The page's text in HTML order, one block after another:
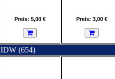
Preis: 5,00 € Preis: 3,00 €
IDW (654)